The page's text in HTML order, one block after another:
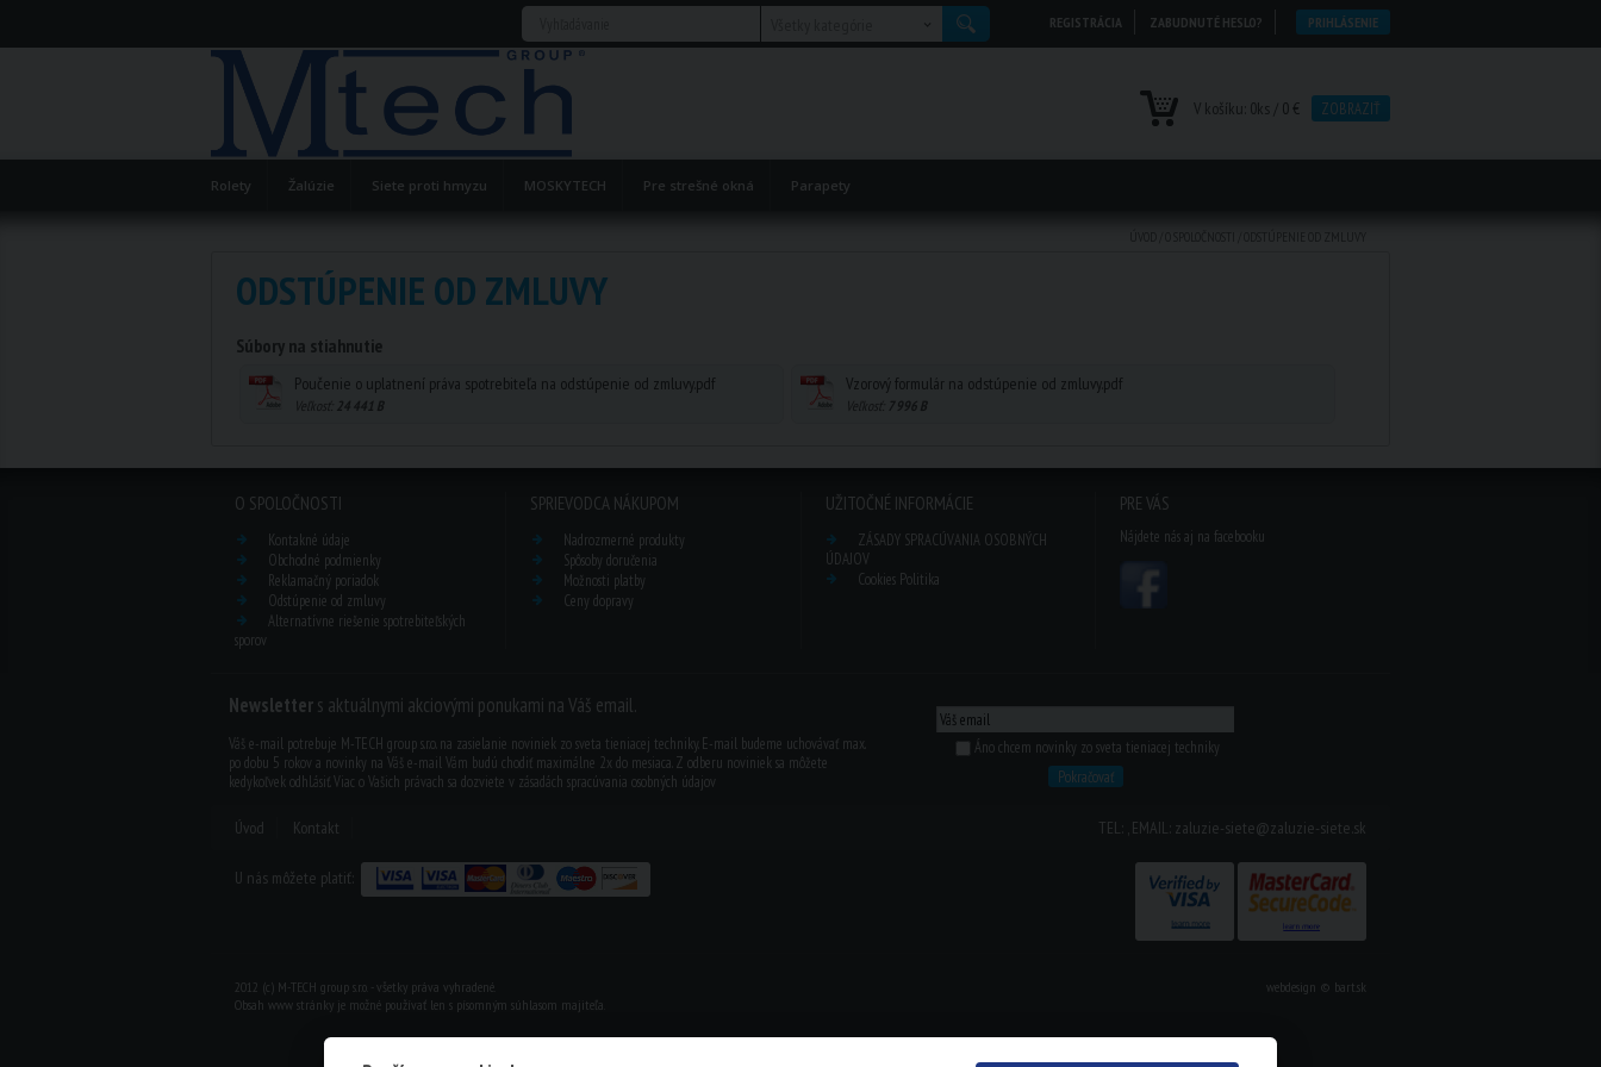
REGISTRÁCIA ZABUDNUTÉ HESLO? PRIHLÁSENIE
V košíku: 0ks / 0 € ZOBRAZIŤ
Rolety Žalúzie Siete proti hmyzu MOSKYTECH Pre strešné okná Parapety
ODSTÚPENIE OD ZMLUVY
Súbory na stiahnutie
Poučenie o uplatnení práva spotrebiteľa na odstúpenie od zmluvy.pdf
Veľkosť: 24 441 B
Vzorový formulár na odstúpenie od zmluvy.pdf
Veľkosť: 7 996 B
O SPOLOČNOSTI
Kontakné údaje
Obchodné podmienky
Reklamačný poriadok
Odstúpenie od zmluvy
Alternatívne riešenie spotrebiteľských
sporov
SPRIEVODCA NÁKUPOM
Nadrozmerné produkty
Spôsoby doručenia
Možnosti platby
Ceny dopravy
UŽITOČNÉ INFORMÁCIE
ZÁSADY SPRACÚVANIA OSOBNÝCH
ÚDAJOV
Cookies Politika
PRE VÁS
Nájdete nás aj na facebooku
Newsletters aktuálnymi akciovými ponukami na Váš email.
Váš e-mail potrebuje M-TECH group s.r.o. na zasielanie noviniek zo sveta tieniacej techniky. E-mail budeme uchovávať max.
po dobu 5 rokov a novinky na Váš e-mail Vám budú chodiť maximálne 2x do mesiaca. Z odberu noviniek sa môžete
kedykoľvek odhl.ásiť. Viac o Vašich právach sa dozviete v zásadách spracúvania osobných údajov
Áno chcem novinky zo sveta tieniacej techniky
Pokračovať
TEL: , EMAIL: zaluzie-siete@zaluzie-siete.sk
Úvod Kontakt
U nás môžete platiť:
2012 (c) M-TECH group s.r.o. - všetky práva vyhradené.
Obsah www stránky je možné používať len s písomným súhlasom majiteľa.
webdesign © bart.sk